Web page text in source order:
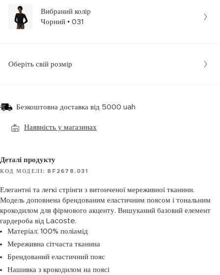
Вибраний колір
Чорний • 031
Оберіть свій розмір
Безкоштовна доставка від 5000 uah
Наявність у магазинах
Деталі продукту
КОД МОДЕЛІ: 8F2678.031
Елегантні та легкі стрінги з витонченої мереживної тканини.
Модель доповнена брендованим еластичним поясом і тональним
крокодилом для фірмового акценту. Вишуканий базовий елемент
гардероба від Lacoste.
Матеріал: 100% поліамід
Мереживна сітчаста тканина
Брендований еластичний пояс
Нашивка з крокодилом на поясі